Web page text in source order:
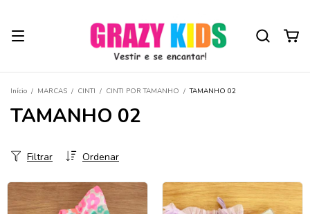
Início / MARCAS / CINTI / CINTI POR TAMANHO / TAMANHO 02
TAMANHO 02
Ordenar
Filtrar